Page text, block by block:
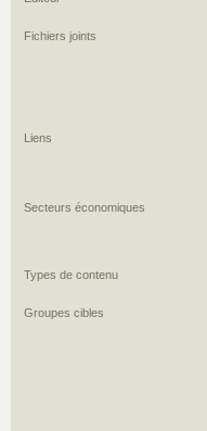
Fichiers joints
Liens
Secteurs économiques
Types de contenu
Groupes cibles